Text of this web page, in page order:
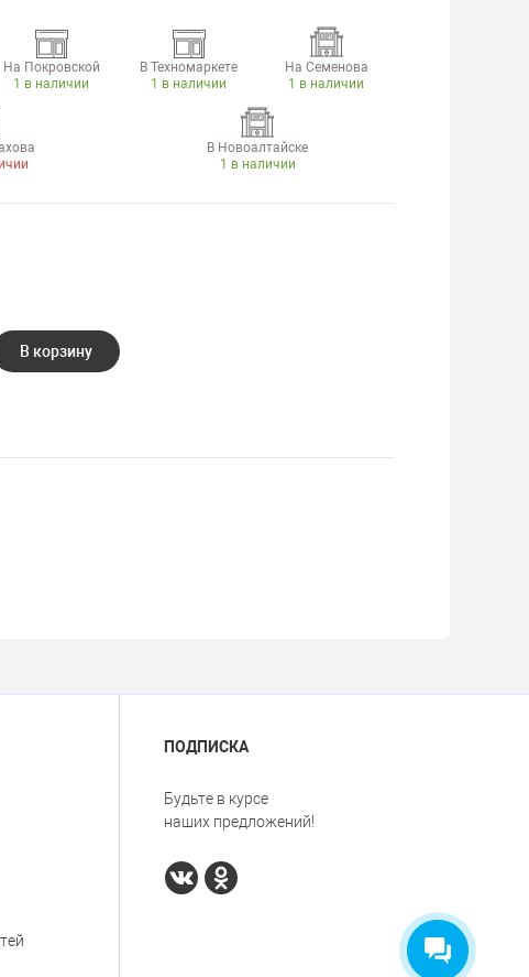
На Покровской
1 в наличии
В Техномаркете
1 в наличии
На Семенова
1 в наличии
В Новоалтайске
1 в наличии
В корзину
ПОДПИСКА
Будьте в курсе
наших предложений!